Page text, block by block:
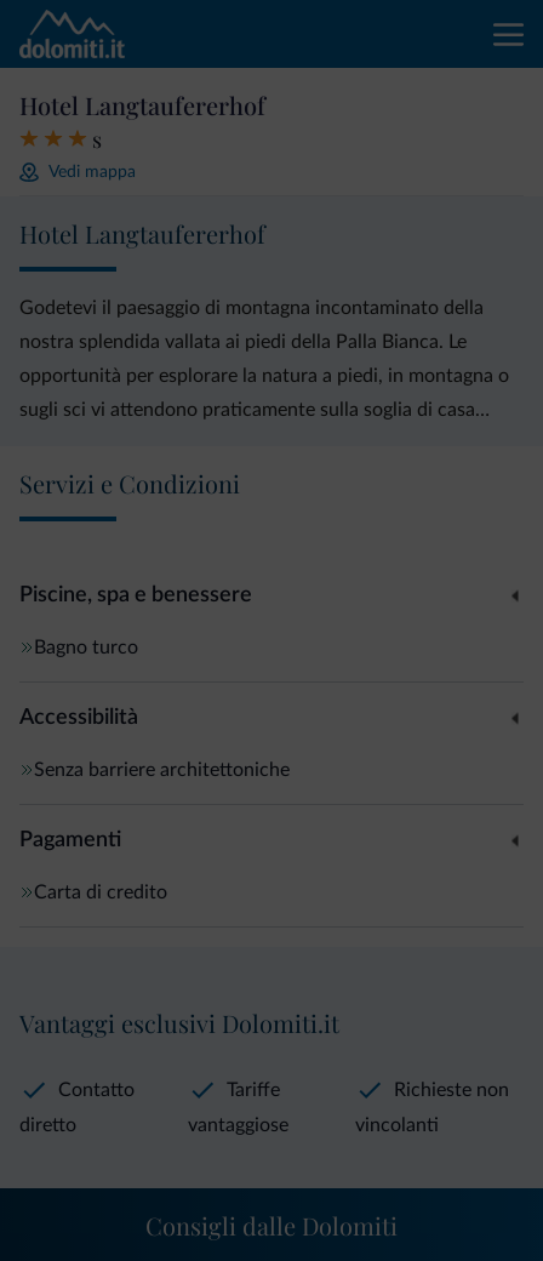
Hotel Langtaufererhof
s
Vedi mappa
Hotel Langtaufererhof
Godetevi il paesaggio di montagna incontaminato della
nostra splendida vallata ai piedi della Palla Bianca. Le
opportunità per esplorare la natura a piedi, in montagna o
sugli sci vi attendono praticamente sulla soglia di casa…
Servizi e Condizioni
Piscine, spa e benessere
Bagno turco
Accessibilità
Senza barriere architettoniche
Pagamenti
Carta di credito
Vantaggi esclusivi Dolomiti.it
Contatto
diretto
Tariffe
vantaggiose
Richieste non
vincolanti
Consigli dalle Dolomiti